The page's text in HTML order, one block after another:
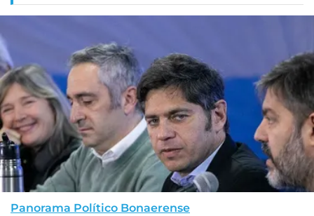
Panorama Político Bonaerense